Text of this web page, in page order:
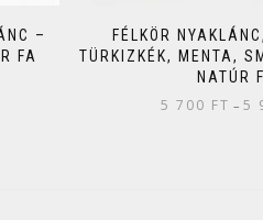
–
FA
FÉLKÖR
TÜRKIZKÉK, MENTA,
NATÚR
5 700 FT – 5